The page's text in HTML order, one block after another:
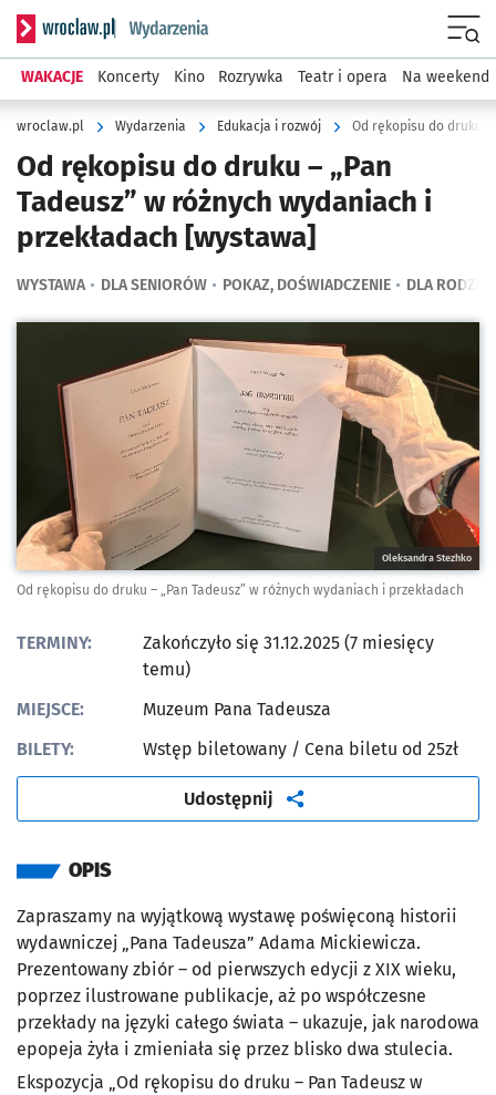
Serwis informacyjny wroclaw.pl podserwis: Wydarzenia
WAKACJE Koncerty Kino Rozrywka Teatr i opera Na weekend
wroclaw.pl Wydarzenia Edukacja i rozwój
Od rękopisu do druku – „Pan
Tadeusz” w różnych wydaniach i
przekładach [wystawa]
WYSTAWA DLA SENIORÓW POKAZ, DOŚWIADCZENIE DLA
Kliknij, aby powiększyć
Oleksandra Stezhko
Od rękopisu do druku – „Pan Tadeusz” w różnych wydaniach i przekładach
TERMINY:
Zakończyło się 31.12.2025 (7 miesięcy
temu)
MIEJSCE:
Muzeum Pana Tadeusza
BILETY:
Wstęp biletowany / Cena biletu od 25zł
Udostępnij artykuł
OPIS
Zapraszamy na wyjątkową wystawę poświęconą historii
wydawniczej „Pana Tadeusza” Adama Mickiewicza.
Prezentowany zbiór – od pierwszych edycji z XIX wieku,
poprzez ilustrowane publikacje, aż po współczesne
przekłady na języki całego świata – ukazuje, jak narodowa
epopeja żyła i zmieniała się przez blisko dwa stulecia.
Ekspozycja „Od rękopisu do druku – Pan Tadeusz w